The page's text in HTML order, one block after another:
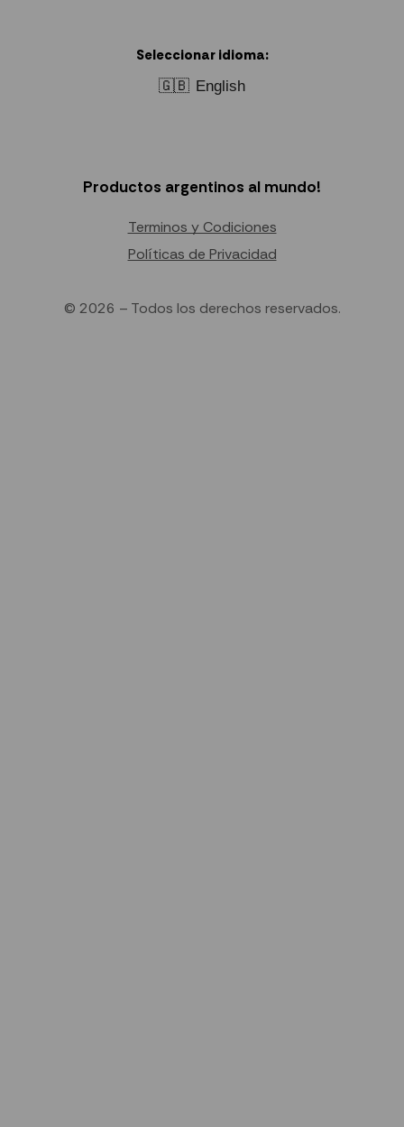
Seleccionar idioma:
🇬🇧 English
Productos argentinos al mundo!
Terminos y Codiciones
Políticas de Privacidad
© 2026 – Todos los derechos reservados.